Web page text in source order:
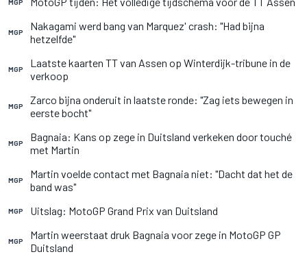
MGP
MGP
Nakagami werd bang van Marquez' crash: "Had bijna
hetzelfde"
MGP
Laatste kaarten TT van Assen op Winterdijk-tribune in de
verkoop
MGP
Zarco bijna onderuit in laatste ronde: "Zag iets bewegen in
eerste bocht"
MGP
Bagnaia: Kans op zege in Duitsland verkeken door touché
met Martin
MGP
Martin voelde contact met Bagnaia niet: "Dacht dat het de
band was"
MGP Uitslag: MotoGP Grand Prix van Duitsland
MGP
Martin weerstaat druk Bagnaia voor zege in MotoGP GP
Duitsland